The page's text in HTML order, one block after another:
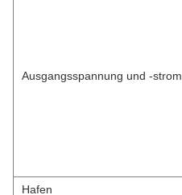
Ausgangsspannung und -strom
Hafen